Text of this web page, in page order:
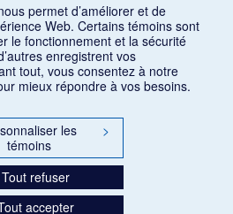
permet d’améliorer et de
Web. Certains témoins sont
le fonctionnement et la sécurité
enregistrent vos
tout, vous consentez à notre
mieux répondre à vos besoins.
les
témoins
>
Tout refuser
accepter